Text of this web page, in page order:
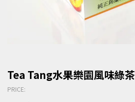
Tea Tang水果樂園風味綠茶
PRICE: